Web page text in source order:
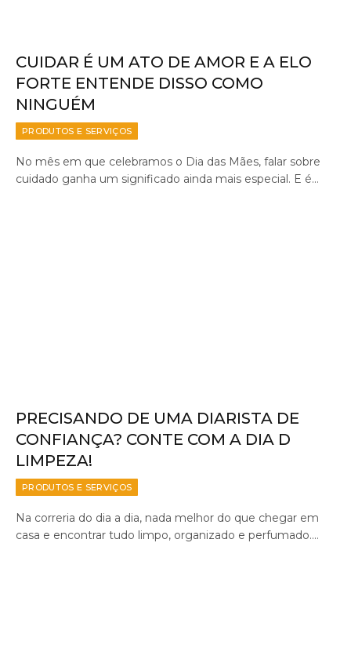
CUIDAR É UM ATO DE AMOR E A ELO
FORTE ENTENDE DISSO COMO
NINGUÉM
PRODUTOS E SERVIÇOS
No mês em que celebramos o Dia das Mães, falar sobre
cuidado ganha um significado ainda mais especial. E é…
PRECISANDO DE UMA DIARISTA DE
CONFIANÇA? CONTE COM A DIA D
LIMPEZA!
PRODUTOS E SERVIÇOS
Na correria do dia a dia, nada melhor do que chegar em
casa e encontrar tudo limpo, organizado e perfumado.…